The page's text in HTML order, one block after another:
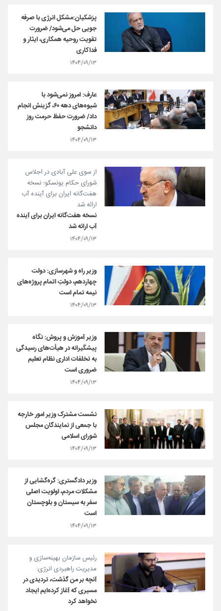
پزشکیان:مشکل انرژی با صرفه
جویی حل می‌شود/ ضرورت
تقویت روحیه همکاری، ایثار و
فداکاری
۱۴۰۴/۰۹/۱۳
عارف: امروز نمی‌شود با
شیوه‌های دهه ۶۰، گزینش انجام
داد/ ضرورت حفظ حرمت روز
دانشجو
۱۴۰۴/۰۹/۱۳
از سوی علی آبادی در اجلاس
شورای حکام یونسکو؛ نسخه
هفت‌گانه ایران برای آینده آب
ارائه شد
نسخه هفت‌گانه ایران برای آینده
آب ارائه شد
۱۴۰۴/۰۹/۱۳
وزیر راه و شهرسازی: دولت
چهاردهم، دولتِ اتمام پروژه‌های
نیمه‌ تمام است
۱۴۰۴/۰۹/۱۳
وزیر آموزش و پروش: نگاه
پیشگیرانه در هیأت‌های رسیدگی
به تخلفات اداری نظام تعلیم
ضروری است
۱۴۰۴/۰۹/۱۳
نشست مشترک وزیر امور خارجه
با جمعی از نمایندگان مجلس
شورای اسلامی
۱۴۰۴/۰۹/۱۳
وزیر دادگستری: گره‌گشایی از
مشکلات مردم، اولویت اصلی
سفر به سیستان و بلوچستان
است
۱۴۰۴/۰۹/۱۳
رئیس سازمان بهینه‌سازی و
مدیریت راهبردی انرژی:
آنچه بر من گذشت، تردیدی در
مسیری که آغاز کرده‌ایم ایجاد
نخواهد کرد